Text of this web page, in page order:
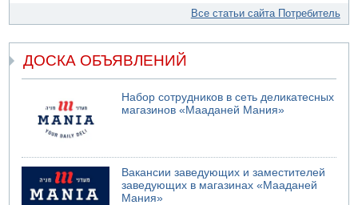
Все статьи сайта Потребитель
ДОСКА ОБЪЯВЛЕНИЙ
Набор сотрудников в сеть деликатесных
магазинов «Мааданей Мания»
Вакансии заведующих и заместителей
заведующих в магазинах «Мааданей
Мания»